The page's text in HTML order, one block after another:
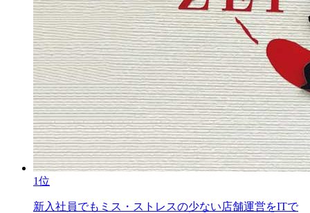
1位
新入社員でもミス・ストレスの少ない店舗運営をITで